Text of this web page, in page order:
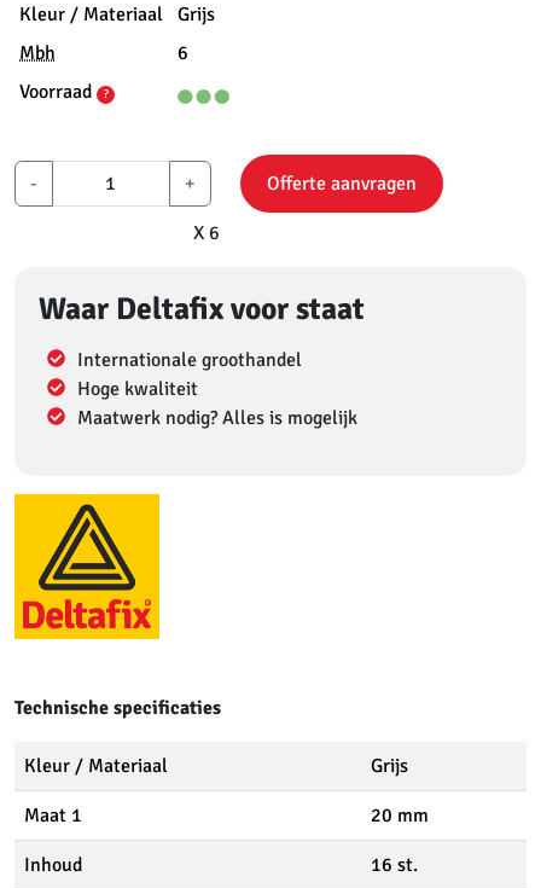
Kleur / Materiaal Grijs
Mbh
6
Voorraad
?
- +
X 6
Offerte aanvragen
Waar Deltafix voor staat
Internationale groothandel
Hoge kwaliteit
Maatwerk nodig? Alles is mogelijk
Technische specificaties
Kleur / Materiaal Grijs
Maat 1 20 mm
Inhoud 16 st.